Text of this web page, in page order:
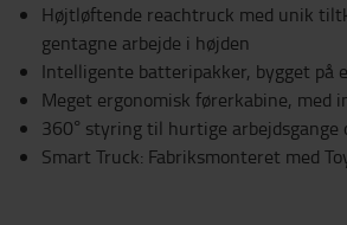
Højtløftende reachtruck med unik
gentagne arbejde i højden
Intelligente batteripakker, bygget på
Meget ergonomisk førerkabine, med
360° styring til hurtige arbejdsgange
Smart Truck: Fabriksmonteret med